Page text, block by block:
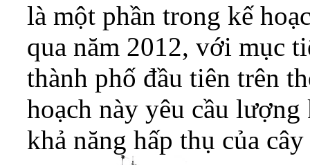
là một phần trong kế
qua năm 2012, với mục
thành phố đầu tiên trên
hoạch này yêu cầu
khả năng hấp thụ của